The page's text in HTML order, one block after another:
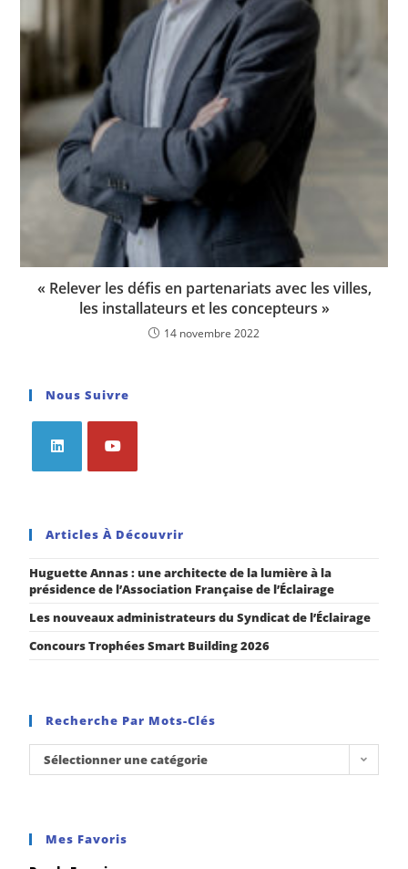
« Relever les défis en partenariats avec les villes,
les installateurs et les concepteurs »
14 novembre 2022
Nous Suivre
Articles À Découvrir
Huguette Annas : une architecte de la lumière à la
présidence de l’Association Française de l’Éclairage
Les nouveaux administrateurs du Syndicat de l’Éclairage
Concours Trophées Smart Building 2026
Recherche Par Mots-Clés
Sélectionner une catégorie
Mes Favoris